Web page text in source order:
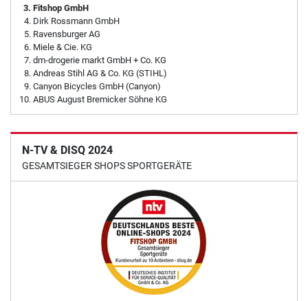
Fitshop GmbH
Dirk Rossmann GmbH
Ravensburger AG
Miele & Cie. KG
dm-drogerie markt GmbH + Co. KG
Andreas Stihl AG & Co. KG (STIHL)
Canyon Bicycles GmbH (Canyon)
ABUS August Bremicker Söhne KG
N-TV & DISQ 2024
GESAMTSIEGER SHOPS SPORTGERÄTE